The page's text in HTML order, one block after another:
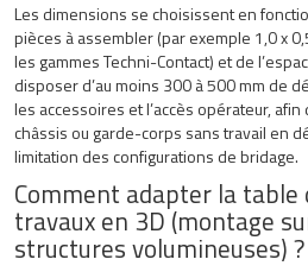
Les dimensions se choisissent en
pièces à assembler (par exemple 1,0 x
les gammes Techni-Contact) et de
disposer d’au moins 300 à 500 mm de
les accessoires et l’accès opérateur,
châssis ou garde-corps sans travail en
limitation des configurations de bridage.
Comment adapter la table
travaux en 3D (montage
structures volumineuses) ?